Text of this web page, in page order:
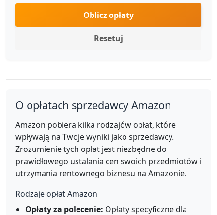
Oblicz opłaty
Resetuj
O opłatach sprzedawcy Amazon
Amazon pobiera kilka rodzajów opłat, które
wpływają na Twoje wyniki jako sprzedawcy.
Zrozumienie tych opłat jest niezbędne do
prawidłowego ustalania cen swoich przedmiotów i
utrzymania rentownego biznesu na Amazonie.
Rodzaje opłat Amazon
Opłaty za polecenie: Opłaty specyficzne dla